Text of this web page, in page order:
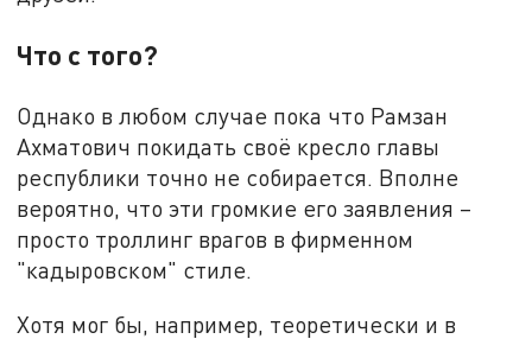
Что с того?
Однако в любом случае пока что Рамзан
Ахматович покидать своё кресло главы
республики точно не собирается. Вполне
вероятно, что эти громкие его заявления –
просто троллинг врагов в фирменном
"кадыровском" стиле.
Хотя мог бы, например, теоретически и в